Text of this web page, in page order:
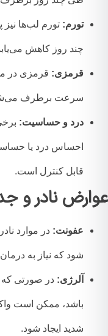
تورم:تورم لب‌ها نیز
چند روز کاهش می‌یابد.
قرمزی: قرمزی در محل
سرعت برطرف
درد و حساسیت:برخی
احساس درد یا
قابل کنترل است.
نادر و
عفونت:در موارد
شود که نیاز به درمان
آلرژی: در صورتی که
باشد، ممکن است
شدید ایجاد شود.